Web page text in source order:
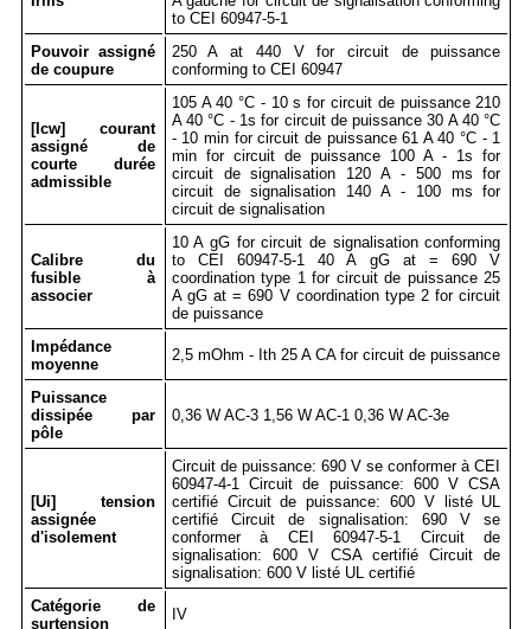
to CEI 60947-5-1
Pouvoir assigné
de coupure
250 A at 440 V for circuit de puissance
conforming to CEI 60947
[Icw] courant
assigné de
courte durée
admissible
105 A 40 °C - 10 s for circuit de puissance 210
A 40 °C - 1s for circuit de puissance 30 A 40 °C
- 10 min for circuit de puissance 61 A 40 °C - 1
min for circuit de puissance 100 A - 1s for
circuit de signalisation 120 A - 500 ms for
circuit de signalisation 140 A - 100 ms for
circuit de signalisation
Calibre du
fusible à
associer
10 A gG for circuit de signalisation conforming
to CEI 60947-5-1 40 A gG at = 690 V
coordination type 1 for circuit de puissance 25
A gG at = 690 V coordination type 2 for circuit
de puissance
Impédance
moyenne
2,5 mOhm - Ith 25 A CA for circuit de puissance
Puissance
dissipée par
pôle
0,36 W AC-3 1,56 W AC-1 0,36 W AC-3e
[Ui] tension
assignée
d'isolement
Circuit de puissance: 690 V se conformer à CEI
60947-4-1 Circuit de puissance: 600 V CSA
certifié Circuit de puissance: 600 V listé UL
certifié Circuit de signalisation: 690 V se
conformer à CEI 60947-5-1 Circuit de
signalisation: 600 V CSA certifié Circuit de
signalisation: 600 V listé UL certifié
Catégorie de
surtension
IV